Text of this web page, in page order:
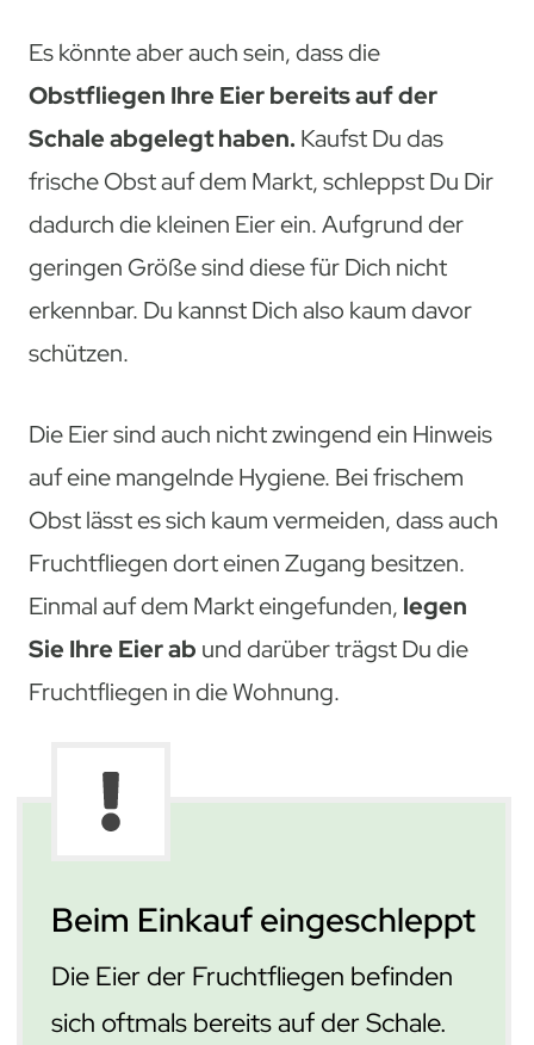
Es könnte aber auch sein, dass die
Obstfliegen Ihre Eier bereits auf der
Schale abgelegt haben. Kaufst Du das
frische Obst auf dem Markt, schleppst Du Dir
dadurch die kleinen Eier ein. Aufgrund der
geringen Größe sind diese für Dich nicht
erkennbar. Du kannst Dich also kaum davor
schützen.
Die Eier sind auch nicht zwingend ein Hinweis
auf eine mangelnde Hygiene. Bei frischem
Obst lässt es sich kaum vermeiden, dass auch
Fruchtfliegen dort einen Zugang besitzen.
Einmal auf dem Markt eingefunden, legen
Sie Ihre Eier ab und darüber trägst Du die
Fruchtfliegen in die Wohnung.
Beim Einkauf eingeschleppt
Die Eier der Fruchtfliegen befinden
sich oftmals bereits auf der Schale.